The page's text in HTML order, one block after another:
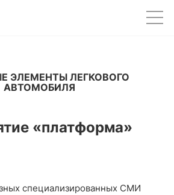
ЭЛЕМЕНТЫ ЛЕГКОВОГО
АВТОМОБИЛЯ
«платформа»
специализированных СМИ